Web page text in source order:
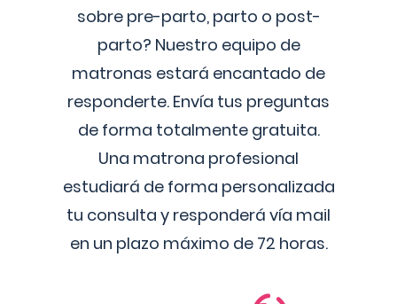
sobre pre-parto, parto o post-
parto? Nuestro equipo de
matronas estará encantado de
responderte. Envía tus preguntas
de forma totalmente gratuita.
Una matrona profesional
estudiará de forma personalizada
tu consulta y responderá vía mail
en un plazo máximo de 72 horas.